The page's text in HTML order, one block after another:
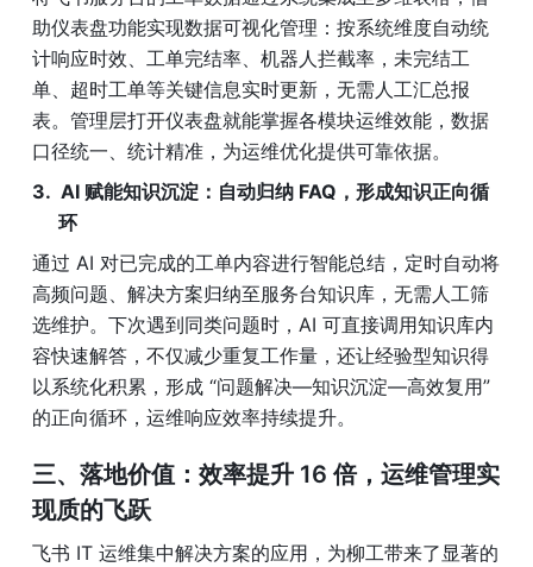
助仪表盘功能实现数据可视化管理：按系统维度自动统
计响应时效、工单完结率、机器人拦截率，未完结工
单、超时工单等关键信息实时更新，无需人工汇总报
表。管理层打开仪表盘就能掌握各模块运维效能，数据
口径统一、统计精准，为运维优化提供可靠依据。
AI 赋能知识沉淀：自动归纳 FAQ，形成知识正向循
环
通过 AI 对已完成的工单内容进行智能总结，定时自动将
高频问题、解决方案归纳至服务台知识库，无需人工筛
选维护。下次遇到同类问题时，AI 可直接调用知识库内
容快速解答，不仅减少重复工作量，还让经验型知识得
以系统化积累，形成 “问题解决—知识沉淀—高效复用”
的正向循环，运维响应效率持续提升。
三、落地价值：效率提升 16 倍，运维管理实
现质的飞跃
飞书 IT 运维集中解决方案的应用，为柳工带来了显著的